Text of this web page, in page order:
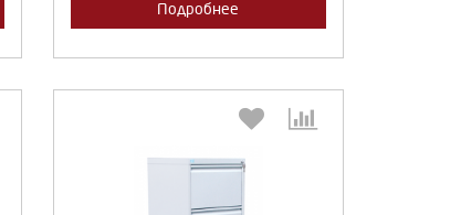
Подробнее